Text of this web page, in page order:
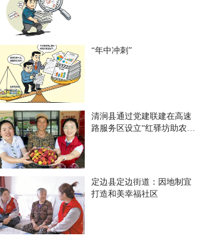
“年中冲刺”
清涧县通过党建联建在高速
路服务区设立“红驿坊助农惠
定边县定边街道：因地制宜
打造和美幸福社区